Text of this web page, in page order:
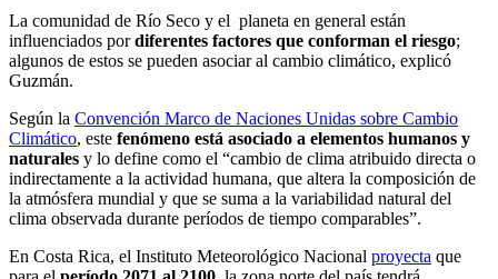
La comunidad de Río Seco y el planeta en general están
influenciados pordiferentes factores que conforman el riesgo;
algunos de estos se pueden asociar al cambio climático, explicó
Guzmán.
Según la Convención Marco de Naciones Unidas sobre Cambio
Climático, este fenómeno está asociado a elementos humanos y
naturales y lo define como el “cambio de clima atribuido directa o
indirectamente a la actividad humana, que altera la composición de
la atmósfera mundial y que se suma a la variabilidad natural del
clima observada durante períodos de tiempo comparables”.
En Costa Rica, el Instituto Meteorológico Nacional proyecta que